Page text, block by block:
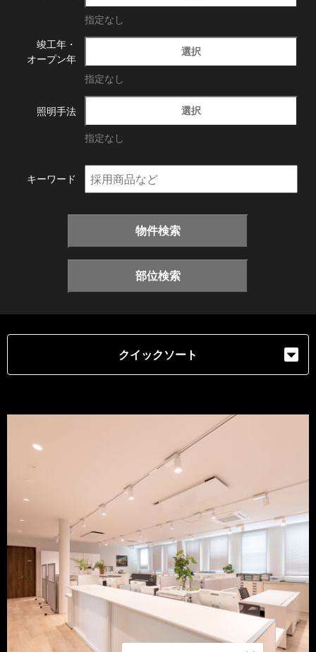
指定なし
竣工年・
オープン年
選択
指定なし
照明手法 選択
指定なし
キーワード
物件検索
部位検索
クイックソート